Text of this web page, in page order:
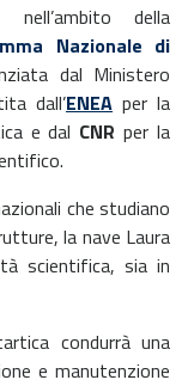
della
Nazionale di
dal Ministero
dall’ENEA per la
e dal CNR per la
che studiano
la nave Laura
scientifica, sia in
condurrà una
e manutenzione